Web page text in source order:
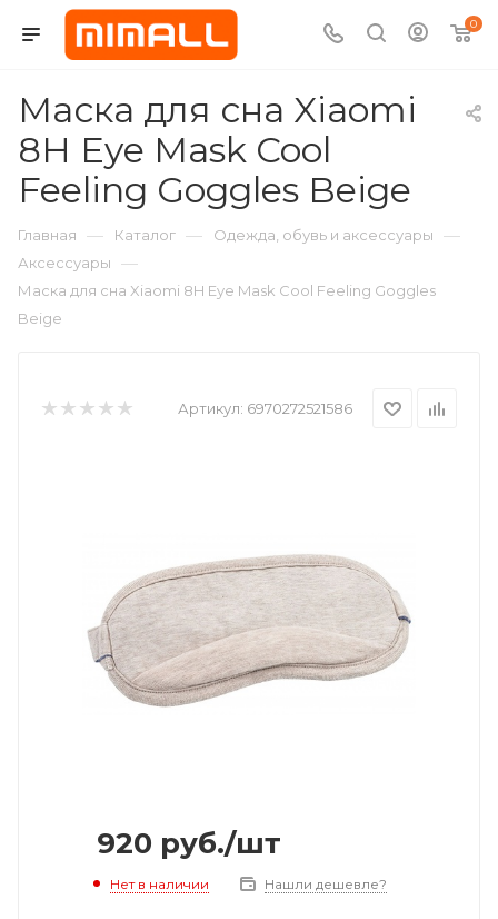
0
Маска для сна Xiaomi
8H Eye Mask Cool
Feeling Goggles Beige
Главная — Каталог — Одежда, обувь и аксессуары —
Аксессуары —
Маска для сна Xiaomi 8H Eye Mask Cool Feeling Goggles
Beige
Артикул: 6970272521586
920 руб./шт
Нет в наличии Нашли дешевле?